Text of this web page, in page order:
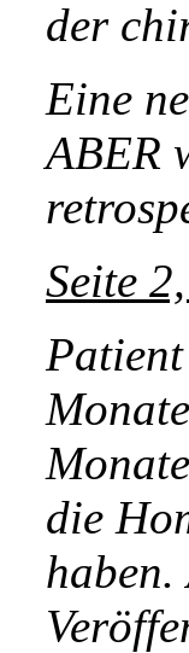
der
Eine
ABER
Seite
die